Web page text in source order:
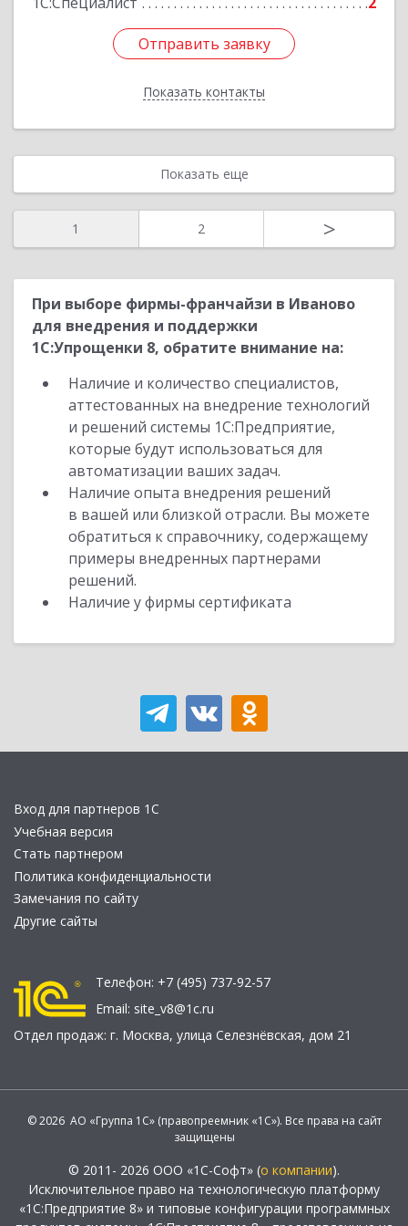
Отправить заявку
Показать контакты
Отправить заявку
Назад
Показать еще
1 2 >
При выборе фирмы-франчайзи в Иваново
для внедрения и поддержки
1С:Упрощенки 8, обратите внимание на:
Наличие и количество специалистов,
аттестованных на внедрение технологий
и решений системы 1С:Предприятие,
которые будут использоваться для
автоматизации ваших задач.
Наличие опыта внедрения решений
в вашей или близкой отрасли. Вы можете
обратиться к справочнику, содержащему
примеры внедренных партнерами
решений.
Наличие у фирмы сертификата
Вход для партнеров 1С
Учебная версия
Стать партнером
Политика конфиденциальности
Замечания по сайту
Другие сайты
Телефон: +7 (495) 737-92-57
Email: site_v8@1c.ru
Отдел продаж: г. Москва, улица Селезнёвская, дом 21
© 2026 АО «Группа 1С» (правопреемник «1С»). Все права на сайт
защищены
© 2011- 2026 ООО «1С-Софт» (о компании).
Исключительное право на технологическую платформу
«1С:Предприятие 8» и типовые конфигурации программных